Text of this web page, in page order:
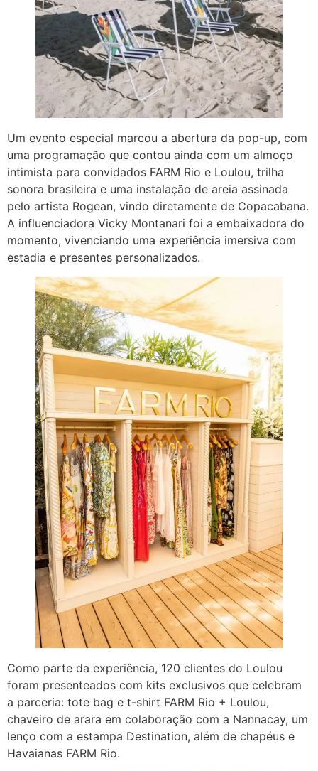
Um evento especial marcou a abertura da pop-up, com
uma programação que contou ainda com um almoço
intimista para convidados FARM Rio e Loulou, trilha
sonora brasileira e uma instalação de areia assinada
pelo artista Rogean, vindo diretamente de Copacabana.
A influenciadora Vicky Montanari foi a embaixadora do
momento, vivenciando uma experiência imersiva com
estadia e presentes personalizados.
Como parte da experiência, 120 clientes do Loulou
foram presenteados com kits exclusivos que celebram
a parceria: tote bag e t-shirt FARM Rio + Loulou,
chaveiro de arara em colaboração com a Nannacay, um
lenço com a estampa Destination, além de chapéus e
Havaianas FARM Rio.